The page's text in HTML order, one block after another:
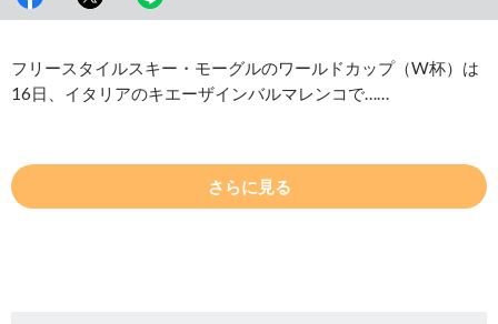
フリースタイルスキー・モーグルのワールドカップ（W杯）は
16日、イタリアのキエーザインバルマレンコで……
さらに見る